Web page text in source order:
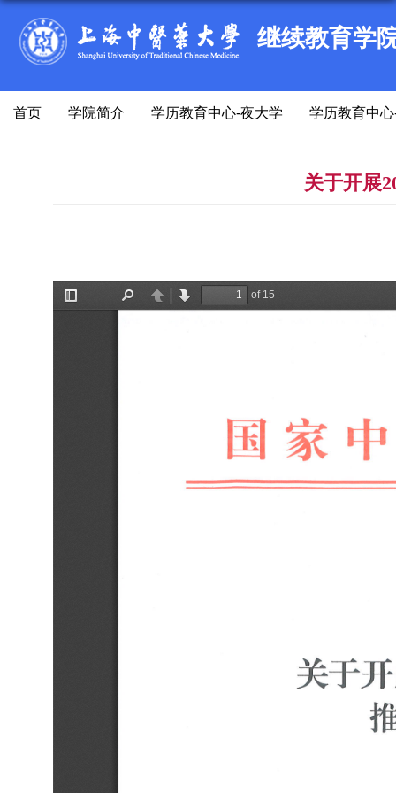
继续教育学
首页 学院简介 学历教育中心-夜大学 学历教育中
关于开展